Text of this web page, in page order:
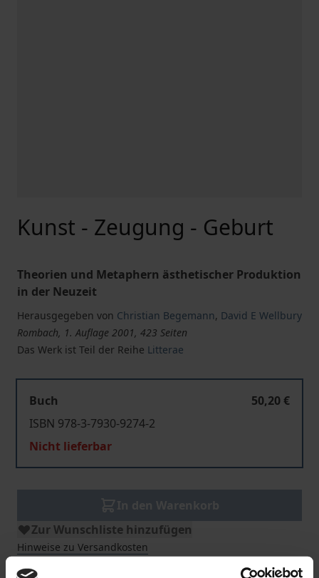
Kunst - Zeugung - Geburt
Theorien und Metaphern ästhetischer Produktion
in der Neuzeit
Herausgegeben von Christian Begemann, David E Wellbury
Rombach, 1. Auflage 2001, 423 Seiten
Das Werk ist Teil der Reihe Litterae
Buch
50,20 €
ISBN 978-3-7930-9274-2
Nicht lieferbar
Zur Wunschliste hinzufügen
Hinweise zu Versandkosten